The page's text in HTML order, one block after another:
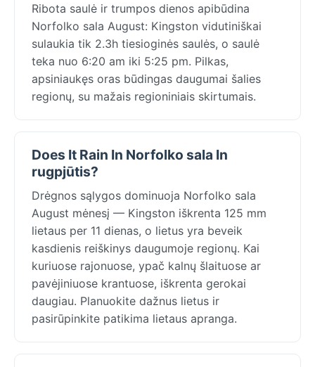
Ribota saulė ir trumpos dienos apibūdina
Norfolko sala August: Kingston vidutiniškai
sulaukia tik 2.3h tiesioginės saulės, o saulė
teka nuo 6:20 am iki 5:25 pm. Pilkas,
apsiniaukęs oras būdingas daugumai šalies
regionų, su mažais regioniniais skirtumais.
Does It Rain In Norfolko sala In
rugpjūtis?
Drėgnos sąlygos dominuoja Norfolko sala
August mėnesį — Kingston iškrenta 125 mm
lietaus per 11 dienas, o lietus yra beveik
kasdienis reiškinys daugumoje regionų. Kai
kuriuose rajonuose, ypač kalnų šlaituose ar
pavėjiniuose krantuose, iškrenta gerokai
daugiau. Planuokite dažnus lietus ir
pasirūpinkite patikima lietaus apranga.